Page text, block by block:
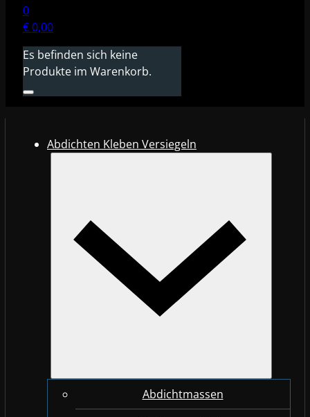
0
€0,00
Es befinden sich keine
Produkte im Warenkorb.
Abdichten Kleben Versiegeln
Abdichtmassen